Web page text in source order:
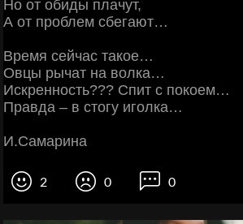
Но от обиды плачут,
А от проблем сбегают…
Время сейчас такое…
Овцы рычат на волка…
Искренность??? Спит с покоем…
Правда – в стогу иголка…
И.Самарина
2 0 0